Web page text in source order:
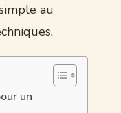
au
un